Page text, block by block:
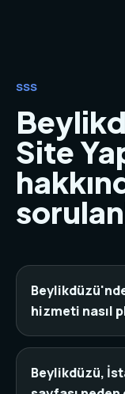
SSS
Site
hizmeti nasıl
Önce sektör,
dijital varlıklar
içerik, tasarım,
Beylikdüzü,